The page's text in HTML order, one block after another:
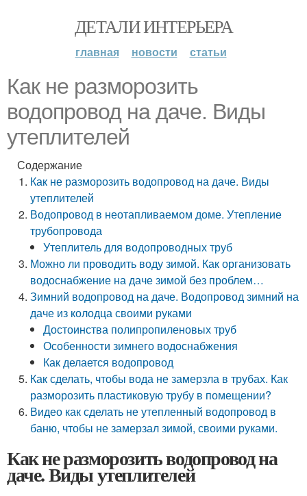
ДЕТАЛИ ИНТЕРЬЕРА
главная новости статьи
Как не разморозить
водопровод на даче. Виды
утеплителей
Содержание
Как не разморозить водопровод на даче. Виды
утеплителей
Водопровод в неотапливаемом доме. Утепление
трубопровода
Утеплитель для водопроводных труб
Можно ли проводить воду зимой. Как организовать
водоснабжение на даче зимой без проблем…
Зимний водопровод на даче. Водопровод зимний на
даче из колодца своими руками
Достоинства полипропиленовых труб
Особенности зимнего водоснабжения
Как делается водопровод
Как сделать, чтобы вода не замерзла в трубах. Как
разморозить пластиковую трубу в помещении?
Видео как сделать не утепленный водопровод в
баню, чтобы не замерзал зимой, своими руками.
Как не разморозить водопровод на
даче. Виды утеплителей